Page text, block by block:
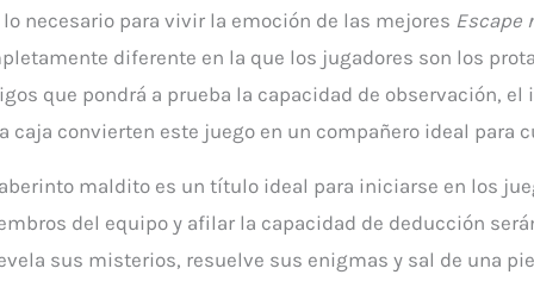
necesario para vivir la emoción de las mejores Escape
diferente en la que los jugadores son los
que pondrá a prueba la capacidad de observación,
convierten este juego en un compañero ideal para
maldito es un título ideal para iniciarse en los
del equipo y afilar la capacidad de deducción
sus misterios, resuelve sus enigmas y sal de una